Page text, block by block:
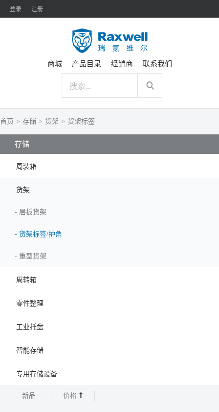
登录 注册
商城 产品目录 经销商 联系我们
首页 > 存储 > 货架 > 货架标签
存储
周装箱
货架
- 层板货架
- 货架标签/护角
- 重型货架
周转箱
零件整理
工业托盘
智能存储
专用存储设备
新品 价格